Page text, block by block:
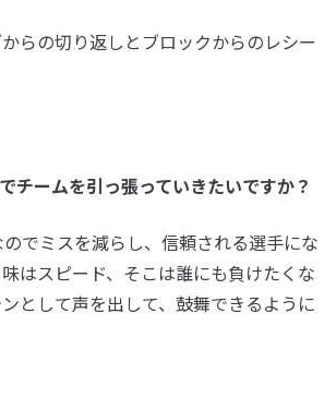
らの切り返しとブロックからのレシー
チームを引っ張っていきたいですか？
でミスを減らし、信頼される選手にな
はスピード、そこは誰にも負けたくな
として声を出して、鼓舞できるように